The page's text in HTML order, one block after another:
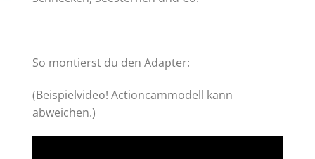
So montierst du den Adapter:
(Beispielvideo! Actioncammodell kann
abweichen.)